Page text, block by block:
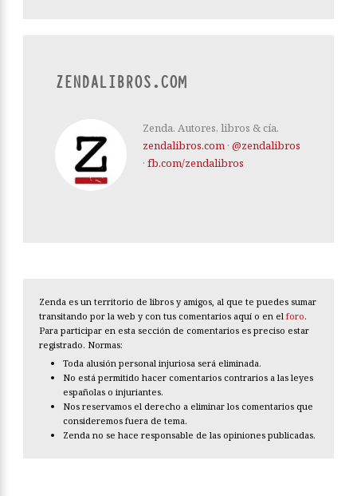
ZENDALIBROS.COM
Zenda. Autores, libros & cía.
zendalibros.com · @zendalibros
· fb.com/zendalibros
Zenda es un territorio de libros y amigos, al que te puedes sumar
transitando por la web y con tus comentarios aquí o en el foro.
Para participar en esta sección de comentarios es preciso estar
registrado. Normas:
Toda alusión personal injuriosa será eliminada.
No está permitido hacer comentarios contrarios a las leyes
españolas o injuriantes.
Nos reservamos el derecho a eliminar los comentarios que
consideremos fuera de tema.
Zenda no se hace responsable de las opiniones publicadas.